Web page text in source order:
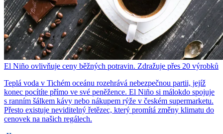
El Niño ovlivňuje ceny běžných potravin. Zdražuje přes 20 výrobků
Teplá voda v Tichém oceánu rozehrává nebezpečnou partii, jejíž
konec pocítíte přímo ve své peněžence. El Niño si málokdo spojuje
s ranním šálkem kávy nebo nákupem rýže v českém supermarketu.
Přesto existuje neviditelný řetězec, který promítá změny klimatu do
cenovek na našich regálech.